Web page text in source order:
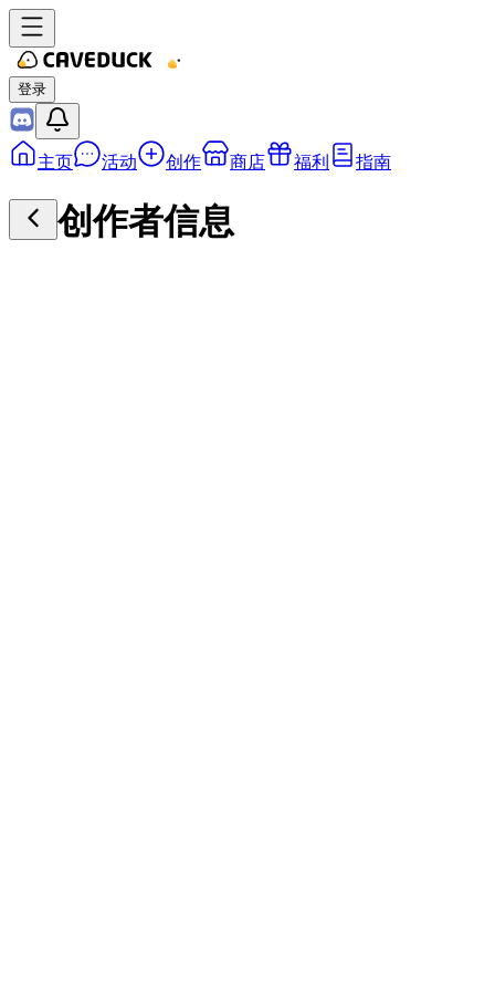
登录
主页 活动 创作 商店 福利 指南
创作者信息